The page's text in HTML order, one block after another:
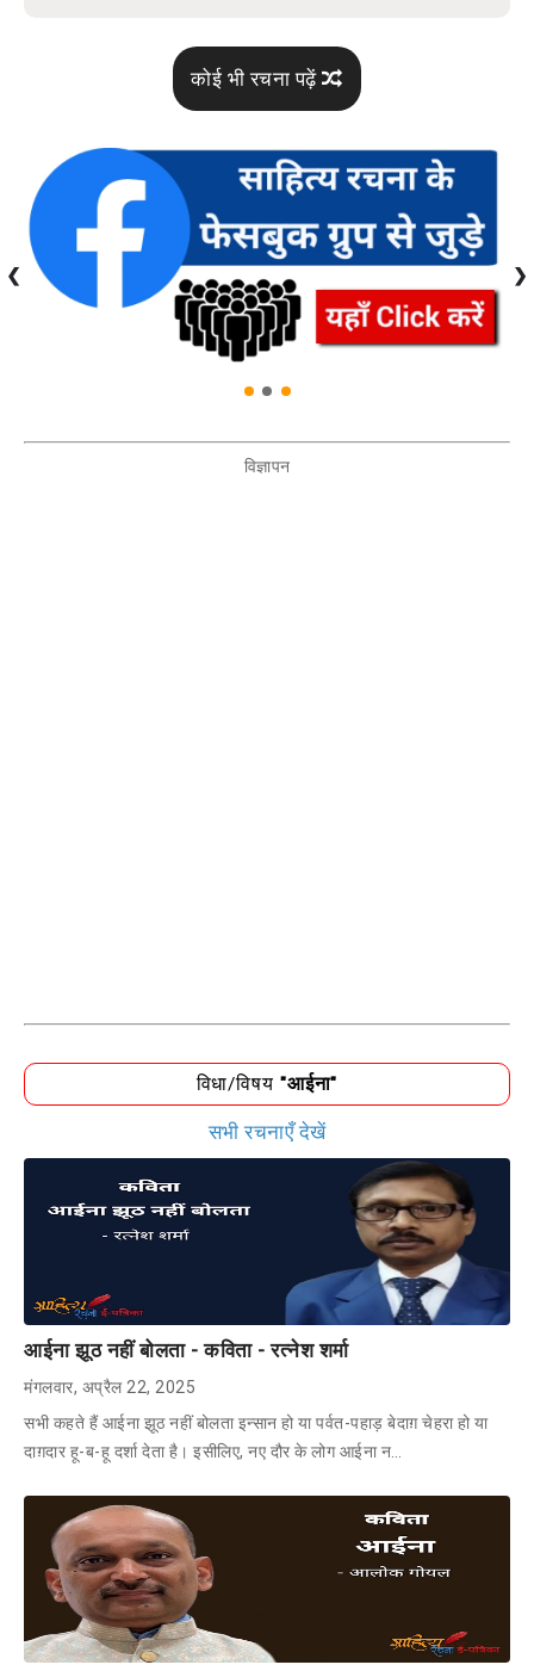
कोई भी रचना पढ़ें
❮ ❯
विज्ञापन
विधा/विषय "आईना"
सभी रचनाएँ देखें
आईना झूठ नहीं बोलता - कविता - रत्नेश शर्मा
मंगलवार, अप्रैल 22, 2025
सभी कहते हैं आईना झूठ नहीं बोलता इन्सान हो या पर्वत-पहाड़ बेदाग़ चेहरा हो या
दाग़दार हू-ब-हू दर्शा देता है। इसीलिए, नए दौर के लोग आईना न…